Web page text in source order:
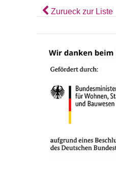
Zurueck zur Liste